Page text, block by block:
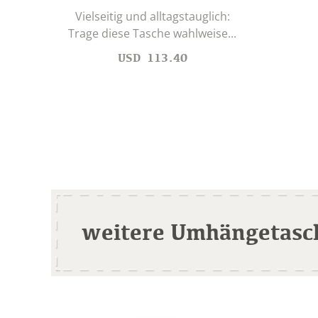
Vielseitig und alltagstauglich:
Trage diese Tasche wahlweise...
USD 113.40
weitere